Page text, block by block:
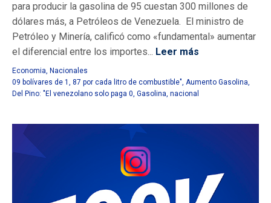
para producir la gasolina de 95 cuestan 300 millones de
dólares más, a Petróleos de Venezuela. El ministro de
Petróleo y Minería, calificó como «fundamental» aumentar
el diferencial entre los importes... Leer más
Economia, Nacionales
09 bolívares de 1 , 87 por cada litro de combustible", Aumento Gasolina,
Del Pino: "El venezolano solo paga 0, Gasolina, nacional